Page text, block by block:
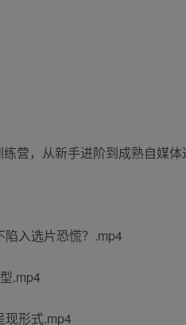
入选片恐慌？.mp4
.mp4
现形式.mp4